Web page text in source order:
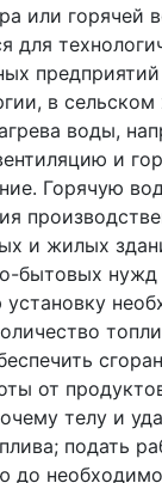
или горячей
для
предприятий
в сельском
воды,
и
Горячую
и жилых
бытовых нужд
установку
от
телу и
подать
до